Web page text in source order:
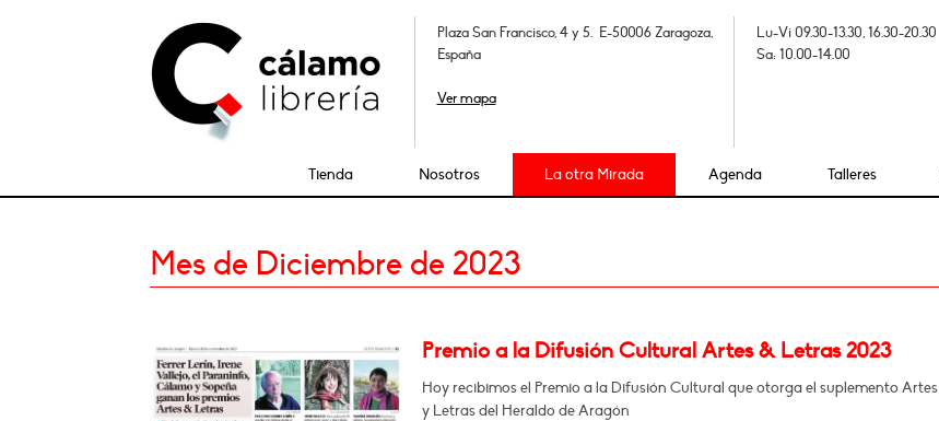
Plaza San Francisco, 4 y 5. E-50006 Zaragoza,
España
Ver mapa
Lu-Vi 09.30-13.30, 16.30-20.30
Sa: 10.00-14.00
Tienda Nosotros La otra Mirada Agenda Talleres
Mes de Diciembre de 2023
Premio a la Difusión Cultural Artes & Letras 2023
Hoy recibimos el Premio a la Difusión Cultural que otorga el suplemento Artes
y Letras del Heraldo de Aragón